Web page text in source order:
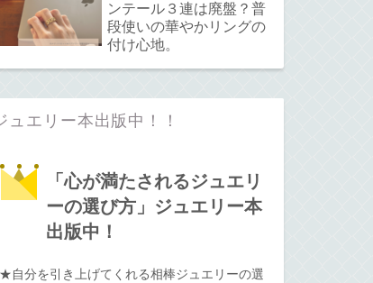
ンテール３連は廃盤？普
段使いの華やかリングの
付け心地。
ュエリー本出版中！！
「心が満たされるジュエリ
ーの選び方」ジュエリー本
出版中！
★自分を引き上げてくれる相棒ジュエリーの選